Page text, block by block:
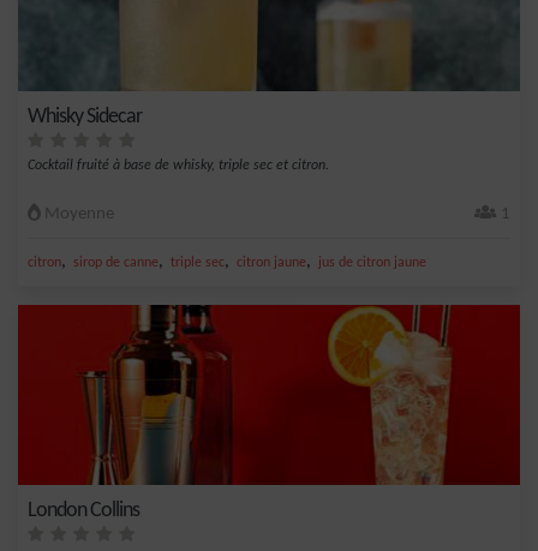
Whisky Sidecar
Cocktail fruité à base de whisky, triple sec et citron.
Moyenne 1
citron, sirop de canne, triple sec, citron jaune, jus de citron jaune
London Collins